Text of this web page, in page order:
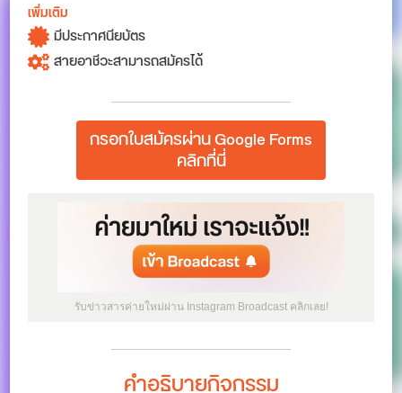
เพิ่มเติม
มีประกาศนียบัตร
สายอาชีวะสามารถสมัครได้
กรอกใบสมัครผ่าน Google Forms
คลิกที่นี่
รับข่าวสารค่ายใหม่ผ่าน Instagram Broadcast คลิกเลย!